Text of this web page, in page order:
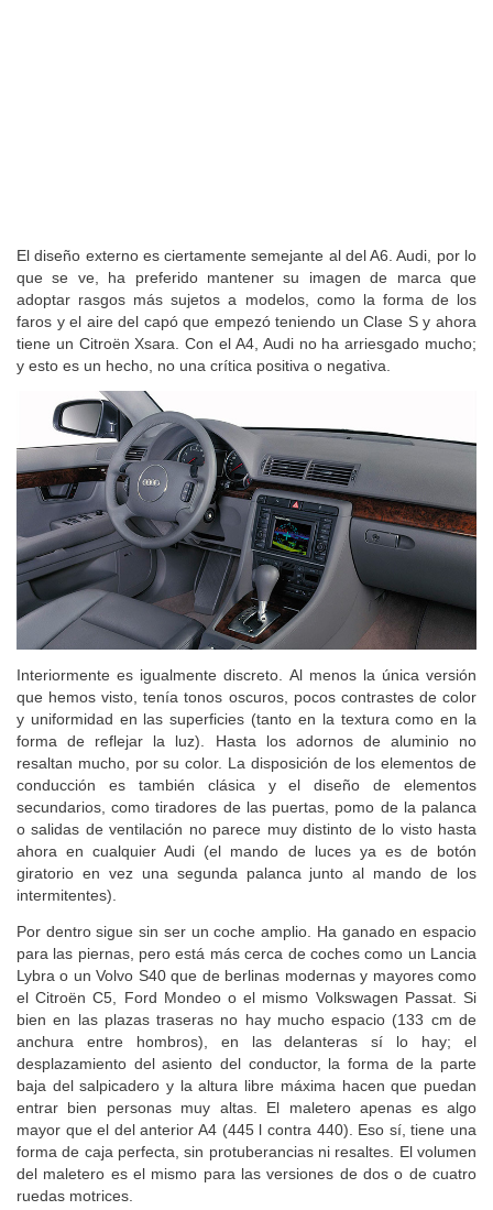
El diseño externo es ciertamente semejante al del A6. Audi, por lo
que se ve, ha preferido mantener su imagen de marca que
adoptar rasgos más sujetos a modelos, como la forma de los
faros y el aire del capó que empezó teniendo un Clase S y ahora
tiene un Citroën Xsara. Con el A4, Audi no ha arriesgado mucho;
Interiormente es igualmente discreto. Al menos la única versión
que hemos visto, tenía tonos oscuros, pocos contrastes de color
y uniformidad en las superficies (tanto en la textura como en la
forma de reflejar la luz). Hasta los adornos de aluminio no
resaltan mucho, por su color. La disposición de los elementos de
conducción es también clásica y el diseño de elementos
secundarios, como tiradores de las puertas, pomo de la palanca
o salidas de ventilación no parece muy distinto de lo visto hasta
ahora en cualquier Audi (el mando de luces ya es de botón
giratorio en vez una segunda palanca junto al mando de los
Por dentro sigue sin ser un coche amplio. Ha ganado en espacio
para las piernas, pero está más cerca de coches como un Lancia
Lybra o un Volvo S40 que de berlinas modernas y mayores como
el Citroën C5, Ford Mondeo o el mismo Volkswagen Passat. Si
bien en las plazas traseras no hay mucho espacio (133 cm de
anchura entre hombros), en las delanteras sí lo hay; el
desplazamiento del asiento del conductor, la forma de la parte
baja del salpicadero y la altura libre máxima hacen que puedan
entrar bien personas muy altas. El maletero apenas es algo
mayor que el del anterior A4 (445 l contra 440). Eso sí, tiene una
forma de caja perfecta, sin protuberancias ni resaltes. El volumen
del maletero es el mismo para las versiones de dos o de cuatro